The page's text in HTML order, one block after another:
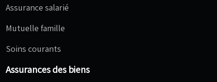
Assurance salarié
Mutuelle famille
Soins courants
Assurances des biens